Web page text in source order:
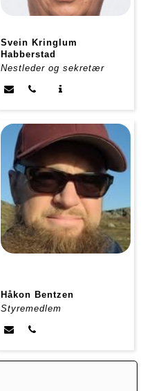
Svein Kringlum
Habberstad
Nestleder og sekretær
Håkon Bentzen
Styremedlem